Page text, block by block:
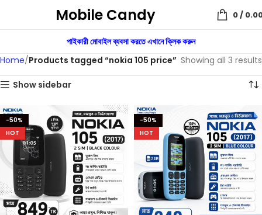
Mobile Candy 0/
পাইকারী মোবাইল ব্যবসা করতে এখানে ক্লিক করুন
Home Products tagged “nokia 105 price” Showing all 3 results
Show sidebar
-50%
HOT
-50%
HOT